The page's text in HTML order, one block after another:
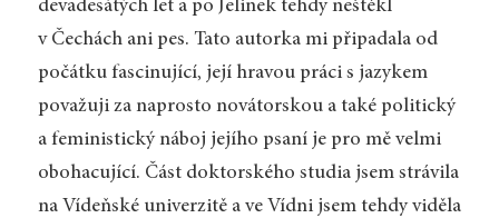
devadesátých let a po Jelinek tehdy neštěkl
v Čechách ani pes. Tato autorka mi připadala od
počátku fascinující, její hravou práci s jazykem
považuji za naprosto novátorskou a také politický
a feministický náboj jejího psaní je pro mě velmi
obohacující. Část doktorského studia jsem strávila
na Vídeňské univerzitě a ve Vídni jsem tehdy viděla